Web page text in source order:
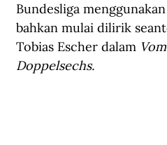
Bundesliga menggunakan
bahkan mulai dilirik
Tobias Escher dalam
Doppelsechs.